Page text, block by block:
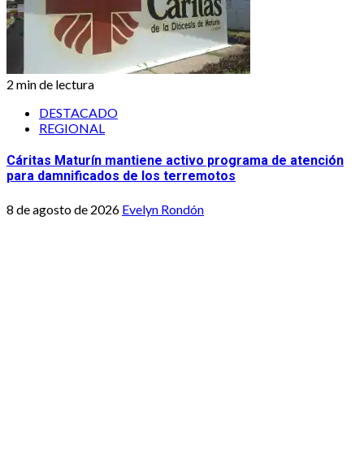
2 min de lectura
DESTACADO
REGIONAL
Cáritas Maturín mantiene activo programa de atención
para damnificados de los terremotos
8 de agosto de 2026 Evelyn Rondón